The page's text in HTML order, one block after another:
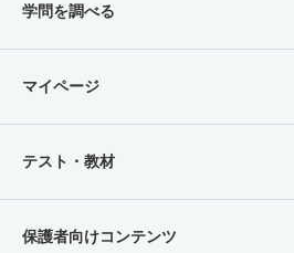
学問を調べる
マイページ
テスト・教材
保護者向けコンテンツ